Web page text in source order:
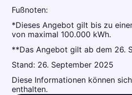
Fußnoten:
*Dieses Angebot gilt bis zu
von maximal 100.000 kWh.
**Das Angebot gilt ab dem 26.
Stand: 26. September 2025
Diese Informationen können
enthalten.